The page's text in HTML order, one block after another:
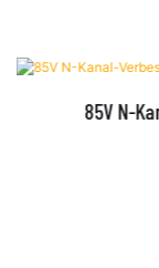
85V N-